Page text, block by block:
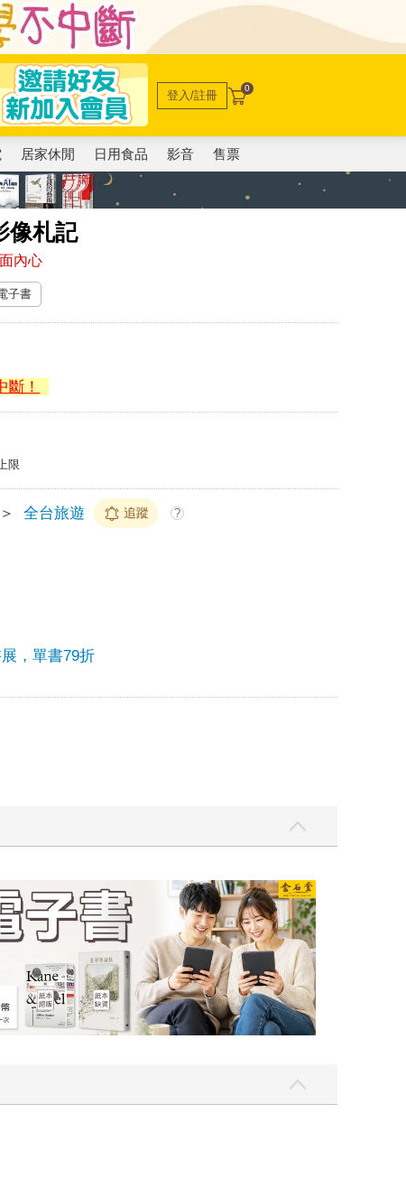
登入/註冊 0
居家休閒 日用食品 影音 售票
像札記
內心
子書
斷！
限
＞ 全台旅遊 追蹤 ?
，單書79折
點〉第二波